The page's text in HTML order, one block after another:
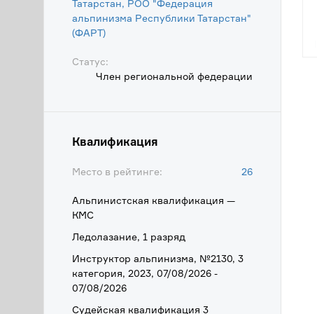
Татарстан, РОО "Федерация
альпинизма Республики Татарстан"
(ФАРТ)
Статус:
Член региональной федерации
Квалификация
Место в рейтинге: 26
Альпинистская квалификация —
КМС
Ледолазание, 1 разряд
Инструктор альпинизма, №2130, 3
категория, 2023, 07/08/2026 -
07/08/2026
Судейская квалификация 3